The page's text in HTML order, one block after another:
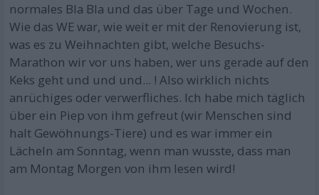
normales Bla Bla und das über Tage und Wochen.
Wie das WE war, wie weit er mit der Renovierung ist,
was es zu Weihnachten gibt, welche Besuchs-
Marathon wir vor uns haben, wer uns gerade auf den
Keks geht und und und... ! Also wirklich nichts
anrüchiges oder verwerfliches. Ich habe mich täglich
über ein Piep von ihm gefreut (wir Menschen sind
halt Gewöhnungs-Tiere) und es war immer ein
Lächeln am Sonntag, wenn man wusste, dass man
am Montag Morgen von ihm lesen wird!